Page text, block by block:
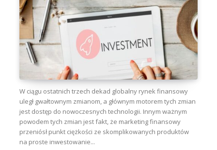
W ciągu ostatnich trzech dekad globalny rynek finansowy
uległ gwałtownym zmianom, a głównym motorem tych zmian
jest dostęp do nowoczesnych technologii. Innym ważnym
powodem tych zmian jest fakt, że marketing finansowy
przeniósł punkt ciężkości ze skomplikowanych produktów
na proste inwestowanie...